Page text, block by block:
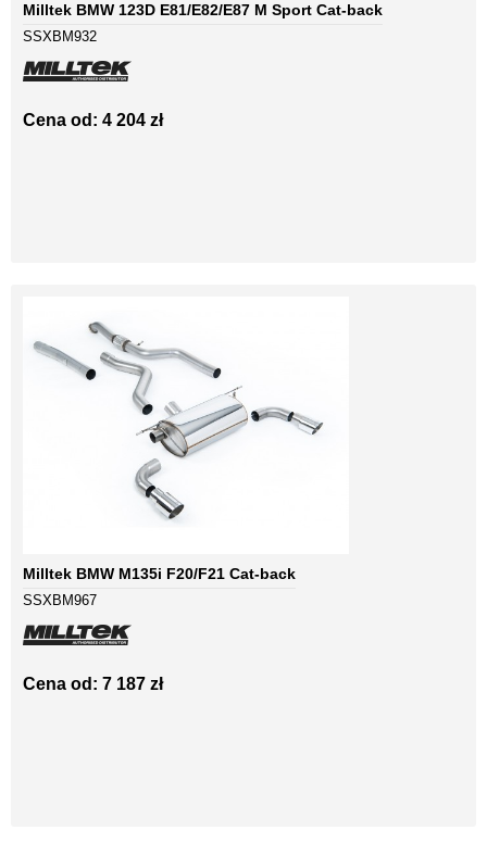
Milltek BMW 123D E81/E82/E87 M Sport Cat-back
SSXBM932
Cena od: 4 204 zł
Milltek BMW M135i F20/F21 Cat-back
SSXBM967
Cena od: 7 187 zł